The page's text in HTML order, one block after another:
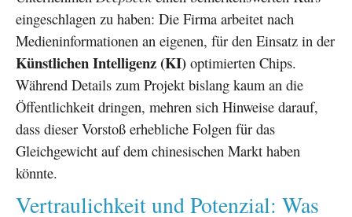
eingeschlagen zu haben: Die Firma arbeitet nach
Medieninformationen an eigenen, für den Einsatz in der
Künstlichen Intelligenz (KI) optimierten Chips.
Während Details zum Projekt bislang kaum an die
Öffentlichkeit dringen, mehren sich Hinweise darauf,
dass dieser Vorstoß erhebliche Folgen für das
Gleichgewicht auf dem chinesischen Markt haben
könnte.
Vertraulichkeit und Potenzial: Was